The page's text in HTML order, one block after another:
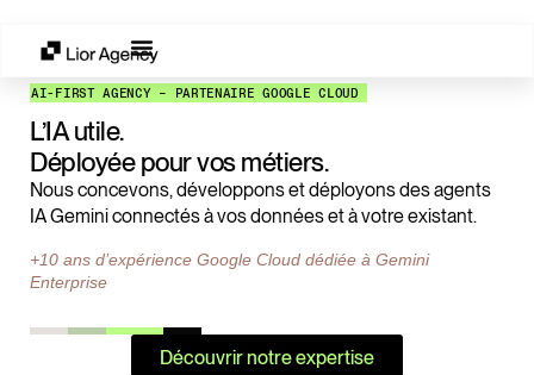
AI-FIRST AGENCY – PARTENAIRE GOOGLE CLOUD
L’IA utile.
Déployée pour vos métiers.
Nous concevons, développons et déployons des agents
IA Gemini connectés à vos données et à votre existant.
+10 ans d’expérience Google Cloud dédiée à Gemini
Enterprise
Découvrir notre expertise